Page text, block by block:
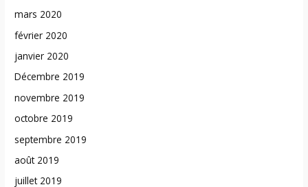
mars 2020
février 2020
janvier 2020
Décembre 2019
novembre 2019
octobre 2019
septembre 2019
août 2019
juillet 2019